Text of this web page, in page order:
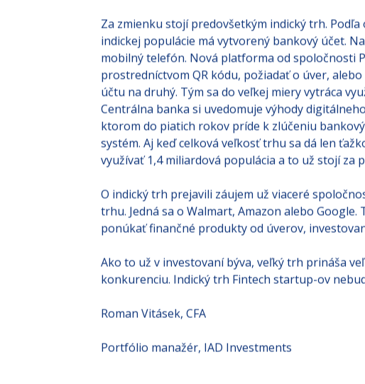
Za zmienku stojí predovšetkým indický trh.
indickej populácie má vytvorený bankový účet.
mobilný telefón. Nová platforma od spoločnosti
prostredníctvom QR kódu, požiadať o úver,
účtu na druhý. Tým sa do veľkej miery vytráca
Centrálna banka si uvedomuje výhody
ktorom do piatich rokov príde k zlúčeniu
systém. Aj keď celková veľkosť trhu sa dá len
využívať 1,4 miliardová populácia a to už stojí za
O indický trh prejavili záujem už viaceré
trhu. Jedná sa o Walmart, Amazon alebo
ponúkať finančné produkty od úverov,
Ako to už v investovaní býva, veľký trh prináša
konkurenciu. Indický trh Fintech startup-ov
Roman Vitásek, CFA
Portfólio manažér, IAD Investments